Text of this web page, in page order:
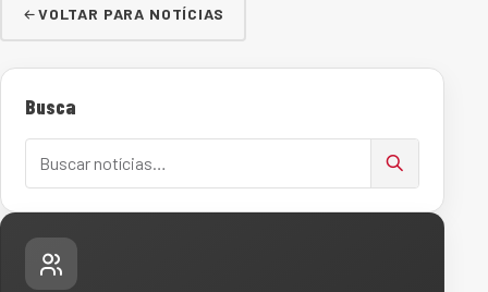
VOLTAR PARA NOTÍCIAS
Busca